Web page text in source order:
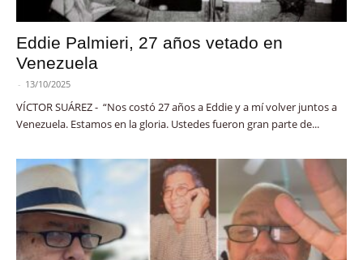
Eddie Palmieri, 27 años vetado en
Venezuela
- 13/10/2025
VÍCTOR SUÁREZ - “Nos costó 27 años a Eddie y a mí volver juntos a
Venezuela. Estamos en la gloria. Ustedes fueron gran parte de...